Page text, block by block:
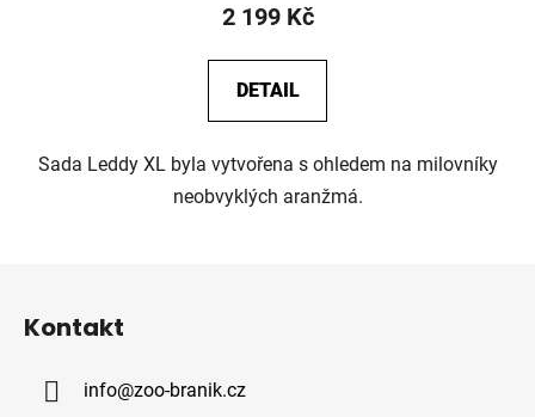
2 199 Kč
DETAIL
Sada Leddy XL byla vytvořena s ohledem na milovníky
neobvyklých aranžmá.
Kontakt
info@zoo-branik.cz